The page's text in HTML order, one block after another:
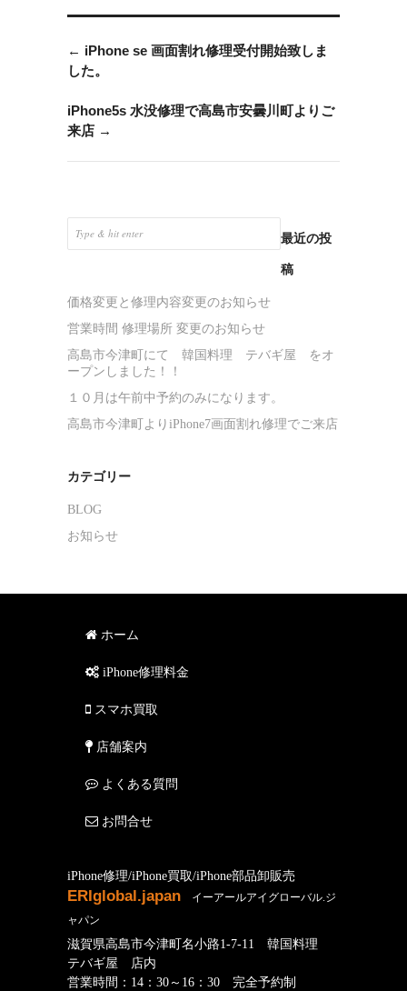
← iPhone se 画面割れ修理受付開始致しま
した。
iPhone5s 水没修理で高島市安曇川町よりご
来店 →
最近の投
稿
価格変更と修理内容変更のお知らせ
営業時間 修理場所 変更のお知らせ
高島市今津町にて 韓国料理 テバギ屋 をオ
ープンしました！！
１０月は午前中予約のみになります。
高島市今津町よりiPhone7画面割れ修理でご来店
カテゴリー
BLOG
お知らせ
ホーム
iPhone修理料金
スマホ買取
店舗案内
よくある質問
お問合せ
iPhone修理/iPhone買取/iPhone部品卸販売
ERIglobal.japan イーアールアイグローバル.ジ
ャパン
滋賀県高島市今津町名小路1-7-11 韓国料理
テバギ屋 店内
営業時間：14：30～16：30 完全予約制